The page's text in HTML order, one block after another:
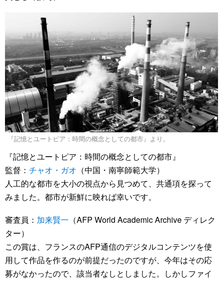
『記憶とユートピア：時間の概念としての都市』より。
『記憶とユートピア：時間の概念としての都市』
監督： チャオ・ガオ （中国・南寧師範大学）
人工的な都市を大小の視点から見つめて、共通項を探って
みました。都市が新鮮に映れば幸いです。
審査員： 加来賢一 （AFP World Academic Archive ディレク
ター）
この賞は、フランスのAFP通信のデジタルコンテンツを使
用して作品を作るのが前提だったのですが、今年はその応
募がなかったので、該当者なしとしました。しかしファイ